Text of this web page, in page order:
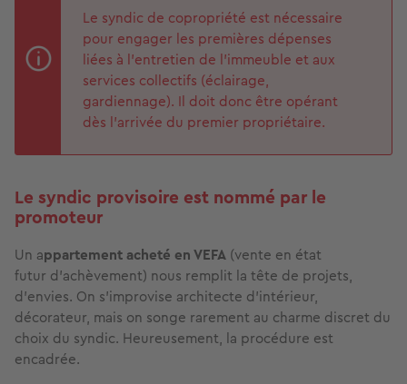
Le syndic de copropriété est nécessaire
pour engager les premières dépenses
liées à l’entretien de l’immeuble et aux
services collectifs (éclairage,
gardiennage). Il doit donc être opérant
dès l’arrivée du premier propriétaire.
Le syndic provisoire est nommé par le
promoteur
Un appartement acheté en VEFA (vente en état
futur d’achèvement) nous remplit la tête de projets,
d’envies. On s’improvise architecte d’intérieur,
décorateur, mais on songe rarement au charme discret du
choix du syndic. Heureusement, la procédure est
encadrée.